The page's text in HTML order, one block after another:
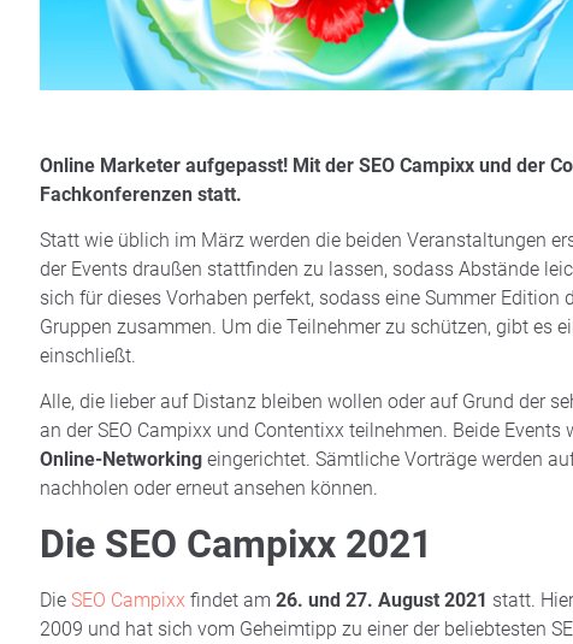
Online Marketer aufgepasst! Mit der SEO Campixx und der
Fachkonferenzen statt.
Statt wie üblich im März werden die beiden Veranstaltungen
der Events draußen stattfinden zu lassen, sodass Abstände
sich für dieses Vorhaben perfekt, sodass eine Summer
Gruppen zusammen. Um die Teilnehmer zu schützen, gibt es
einschließt.
Alle, die lieber auf Distanz bleiben wollen oder auf Grund der
an der SEO Campixx und Contentixx teilnehmen. Beide Events
Online-Networking eingerichtet. Sämtliche Vorträge werden
nachholen oder erneut ansehen können.
Die SEO Campixx 2021
Die SEO Campixx findet am 26. und 27. August 2021 statt.
2009 und hat sich vom Geheimtipp zu einer der beliebtesten